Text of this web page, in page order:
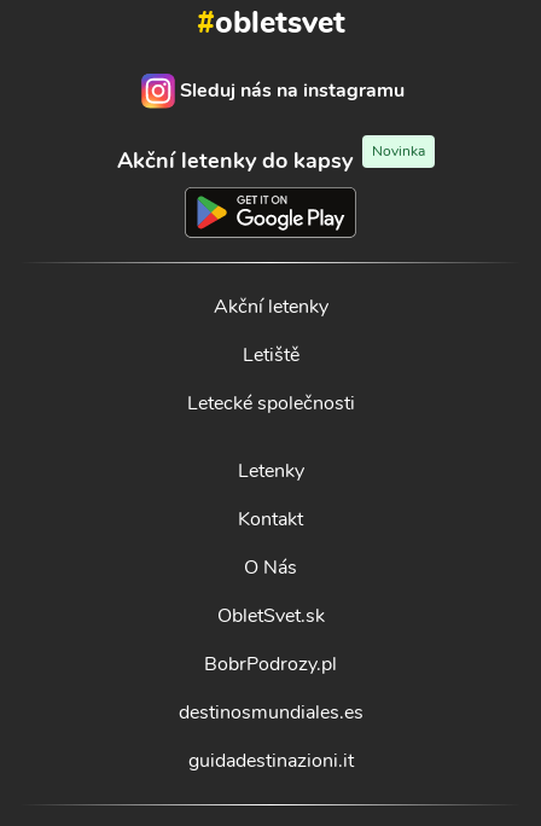
#obletsvet
Sleduj nás na instagramu
Akční letenky do kapsy Novinka
Akční letenky
Letiště
Letecké společnosti
Letenky
Kontakt
O Nás
ObletSvet.sk
BobrPodrozy.pl
destinosmundiales.es
guidadestinazioni.it